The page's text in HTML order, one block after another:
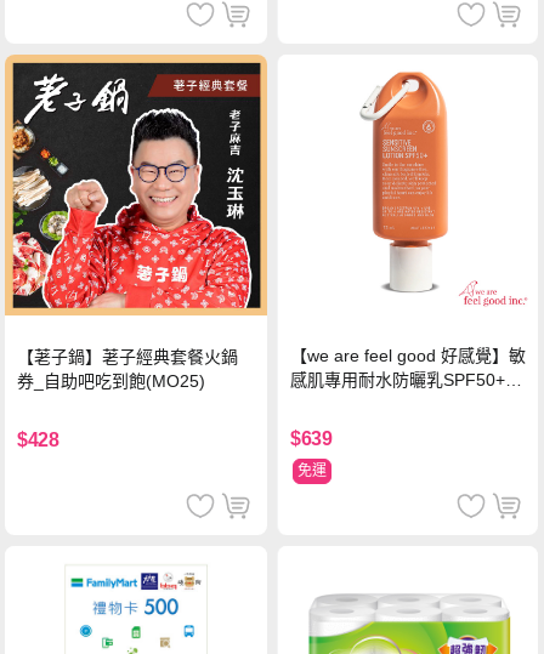
【荖子鍋】荖子經典套餐火鍋
券_自助吧吃到飽(MO25)
$428
【we are feel good 好感覺】敏
感肌專用耐水防曬乳SPF50+ 7
$639
免運